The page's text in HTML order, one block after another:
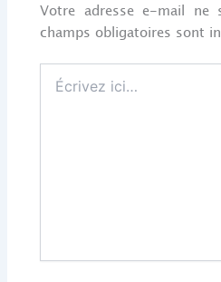
Votre adresse e-mail ne
champs obligatoires sont
ici…